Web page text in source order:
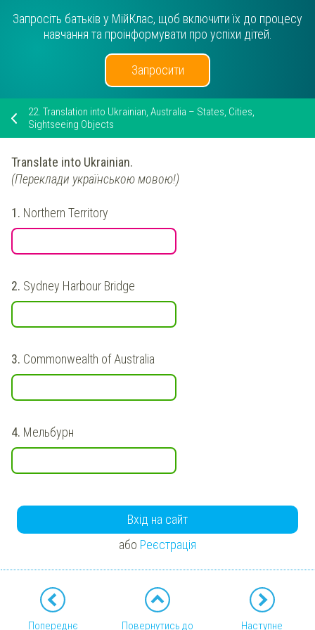
Запросіть батьків у МійКлас, щоб включити їх до процесу
навчання та проінформувати про успіхи дітей.
Запросити
22. Translation into Ukrainian, Australia – States, Cities,
Sightseeing Objects
Translate into Ukrainian.
(Переклади українською мовою!)
1. Northern Territory
2. Sydney Harbour Bridge
3. Commonwealth of Australia
4. Мельбурн
Вхід на сайт
або Реєстрація
Попереднє Повернутись до Наступне